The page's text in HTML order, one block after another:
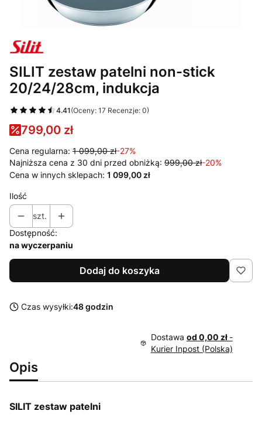
SILIT zestaw patelni non-stick
20/24/28cm, indukcja
4.41(Oceny: 17 Recenzje: 0)
799,00 zł
Cena regularna: 1 099,00 zł-27%
Najniższa cena z 30 dni przed obniżką: 999,00 zł-20%
Cena w innych sklepach: 1 099,00 zł
Ilość
szt.
Dostępność:
na wyczerpaniu
Dodaj do koszyka
Czas wysyłki:48 godzin
Dostawa od 0,00 zł -
Kurier Inpost (Polska)
Opis
SILIT zestaw patelni